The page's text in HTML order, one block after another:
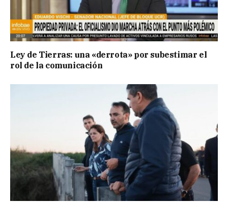
Ley de Tierras: una «derrota» por subestimar el
rol de la comunicación